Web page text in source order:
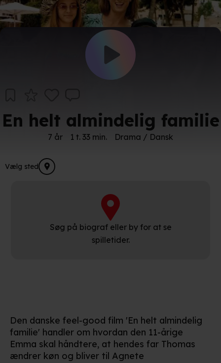
En helt almindelig familie
7 år 1 t. 33 min. Drama / Dansk
Vælg sted
Søg på biograf eller by for at se
spilletider.
Den danske feel-good film 'En helt almindelig
familie' handler om hvordan den 11-årige
Emma skal håndtere, at hendes far Thomas
ændrer køn og bliver til Agnete